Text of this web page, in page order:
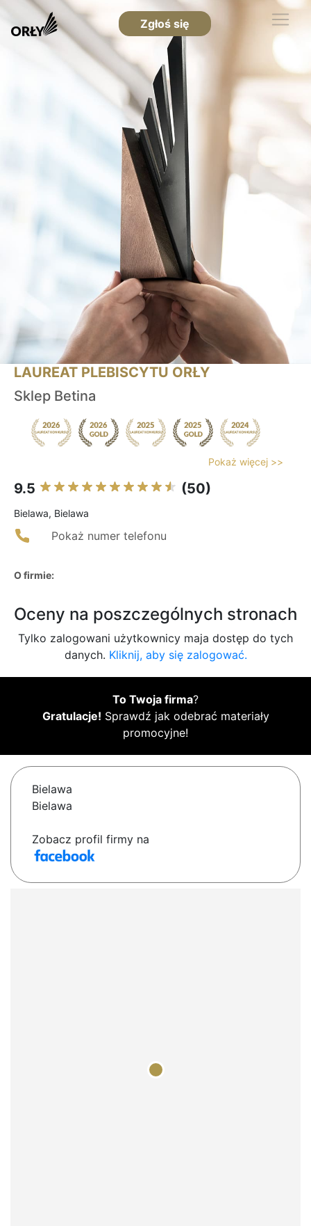
Zgłoś się
LAUREAT PLEBISCYTU ORŁY
Sklep Betina
Pokaż więcej >>
9.5 (50)
Bielawa, Bielawa
Pokaż numer telefonu
O firmie:
Oceny na poszczególnych stronach
Tylko zalogowani użytkownicy maja dostęp do tych
danych. Kliknij, aby się zalogować.
To Twoja firma?
Gratulacje! Sprawdź jak odebrać materiały
promocyjne!
Bielawa
Bielawa
Zobacz profil firmy na